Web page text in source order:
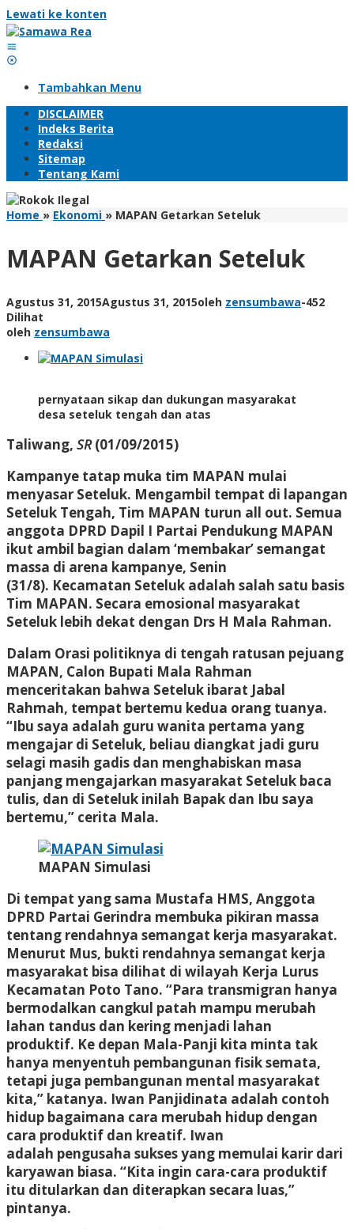
Lewati ke konten
Tambahkan Menu
DISCLAIMER
Indeks Berita
Redaksi
Sitemap
Tentang Kami
Home » Ekonomi » MAPAN Getarkan Seteluk
MAPAN Getarkan Seteluk
Agustus 31, 2015Agustus 31, 2015oleh zensumbawa-452
Dilihat
oleh zensumbawa
pernyataan sikap dan dukungan masyarakat
desa seteluk tengah dan atas
Taliwang, SR(01/09/2015)
Kampanye tatap muka tim MAPAN mulai
menyasar Seteluk. Mengambil tempat di lapangan
Seteluk Tengah, Tim MAPAN turun all out. Semua
anggota DPRD Dapil I Partai Pendukung MAPAN
ikut ambil bagian dalam ‘membakar’ semangat
massa di arena kampanye, Senin
(31/8). Kecamatan Seteluk adalah salah satu basis
Tim MAPAN. Secara emosional masyarakat
Seteluk lebih dekat dengan Drs H Mala Rahman.
Dalam Orasi politiknya di tengah ratusan pejuang
MAPAN, Calon Bupati Mala Rahman
menceritakan bahwa Seteluk ibarat Jabal
Rahmah, tempat bertemu kedua orang tuanya.
“Ibu saya adalah guru wanita pertama yang
mengajar di Seteluk, beliau diangkat jadi guru
selagi masih gadis dan menghabiskan masa
panjang mengajarkan masyarakat Seteluk baca
tulis, dan di Seteluk inilah Bapak dan Ibu saya
bertemu,” cerita Mala.
MAPAN Simulasi
Di tempat yang sama Mustafa HMS, Anggota
DPRD Partai Gerindra membuka pikiran massa
tentang rendahnya semangat kerja masyarakat.
Menurut Mus, bukti rendahnya semangat kerja
masyarakat bisa dilihat di wilayah Kerja Lurus
Kecamatan Poto Tano. “Para transmigran hanya
bermodalkan cangkul patah mampu merubah
lahan tandus dan kering menjadi lahan
produktif. Ke depan Mala-Panji kita minta tak
hanya menyentuh pembangunan fisik semata,
tetapi juga pembangunan mental masyarakat
kita,” katanya. Iwan Panjidinata adalah contoh
hidup bagaimana cara merubah hidup dengan
cara produktif dan kreatif. Iwan
adalah pengusaha sukses yang memulai karir dari
karyawan biasa. “Kita ingin cara-cara produktif
itu ditularkan dan diterapkan secara luas,”
pintanya.